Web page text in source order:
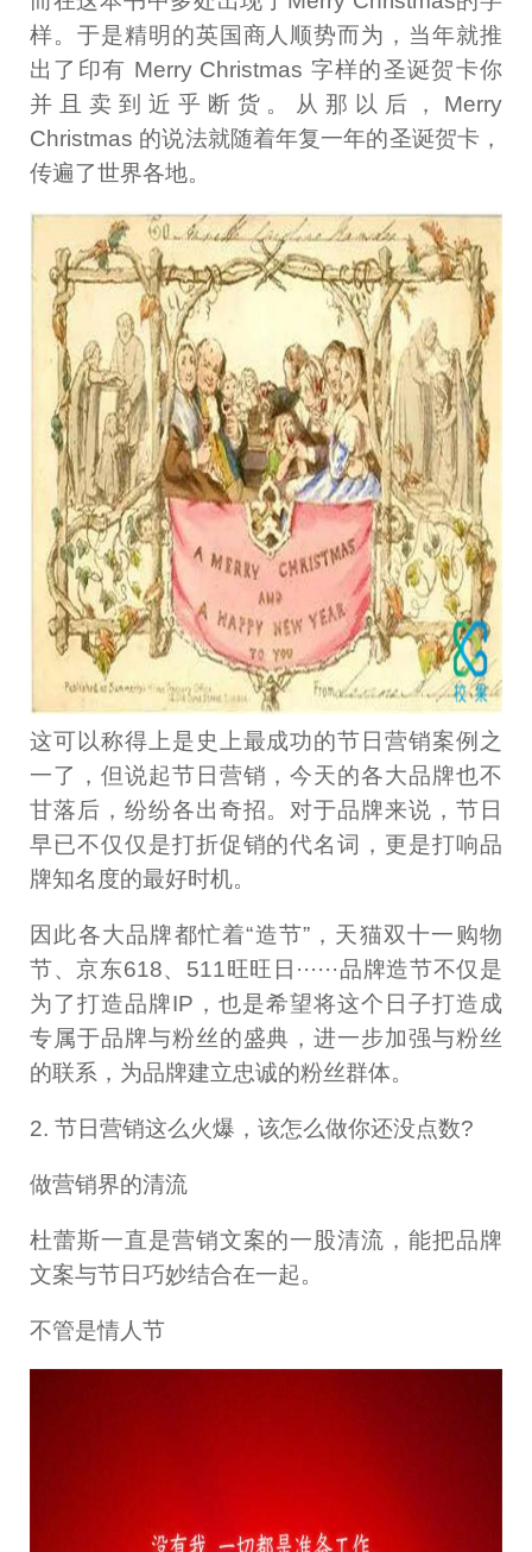
样。于是精明的英国商人顺势而为，当年就推
出了印有 Merry Christmas 字样的圣诞贺卡你
并且卖到近乎断货。从那以后，Merry
Christmas 的说法就随着年复一年的圣诞贺卡，
传遍了世界各地。
这可以称得上是史上最成功的节日营销案例之
一了，但说起节日营销，今天的各大品牌也不
甘落后，纷纷各出奇招。对于品牌来说，节日
早已不仅仅是打折促销的代名词，更是打响品
牌知名度的最好时机。
因此各大品牌都忙着“造节”，天猫双十一购物
节、京东618、511旺旺日······品牌造节不仅是
为了打造品牌IP，也是希望将这个日子打造成
专属于品牌与粉丝的盛典，进一步加强与粉丝
的联系，为品牌建立忠诚的粉丝群体。
2. 节日营销这么火爆，该怎么做你还没点数?
做营销界的清流
杜蕾斯一直是营销文案的一股清流，能把品牌
文案与节日巧妙结合在一起。
不管是情人节